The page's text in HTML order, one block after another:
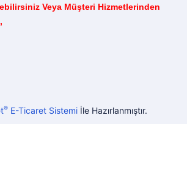
Veya Müşteri Hizmetlerinden
®E-Ticaret Sistemiİle Hazırlanmıştır.